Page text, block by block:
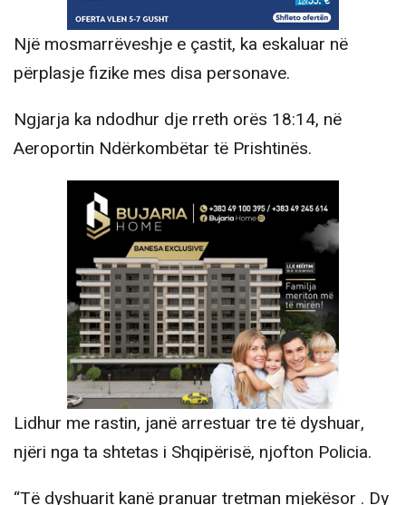
Një mosmarrëveshje e çastit, ka eskaluar në
përplasje fizike mes disa personave.
Ngjarja ka ndodhur dje rreth orës 18:14, në
Aeroportin Ndërkombëtar të Prishtinës.
Lidhur me rastin, janë arrestuar tre të dyshuar,
njëri nga ta shtetas i Shqipërisë, njofton Policia.
“Të dyshuarit kanë pranuar tretman mjekësor . Dy